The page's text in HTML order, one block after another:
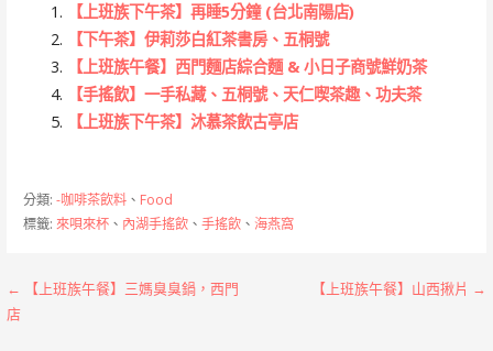
【上班族下午茶】再睡5分鐘 (台北南陽店)
【下午茶】伊莉莎白紅茶書房、五桐號
【上班族午餐】西門麵店綜合麵 & 小日子商號鮮奶茶
【手搖飲】一手私藏、五桐號、天仁喫茶趣、功夫茶
【上班族下午茶】沐慕茶飲古亭店
分類: -咖啡茶飲料、 Food
標籤: 來唄來杯、 內湖手搖飲、 手搖飲、 海燕窩
文
章
← 【上班族午餐】三媽臭臭鍋，西門
店
【上班族午餐】山西揪片 →